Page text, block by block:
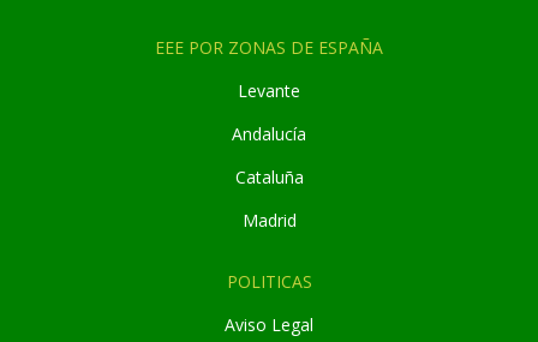
EEE POR ZONAS DE ESPAÑA
Levante
Andalucía
Cataluña
Madrid
POLITICAS
Aviso Legal